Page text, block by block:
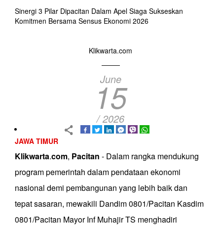
Sinergi 3 Pilar Dipacitan Dalam Apel Siaga Sukseskan
Komitmen Bersama Sensus Ekonomi 2026
Klikwarta.com
June
15
/ 2026
JAWA TIMUR
Klikwarta.com, Pacitan - Dalam rangka mendukung
program pemerintah dalam pendataan ekonomi
nasional demi pembangunan yang lebih baik dan
tepat sasaran, mewakili Dandim 0801/Pacitan Kasdim
0801/Pacitan Mayor Inf Muhajir TS menghadiri